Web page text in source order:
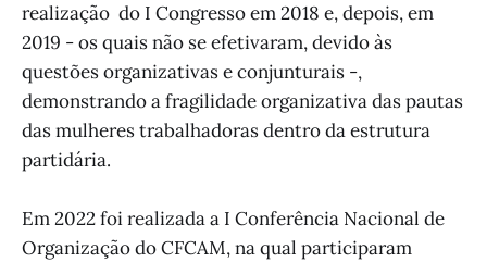
realização do I Congresso em 2018 e, depois, em
2019 - os quais não se efetivaram, devido às
questões organizativas e conjunturais -,
demonstrando a fragilidade organizativa das pautas
das mulheres trabalhadoras dentro da estrutura
partidária.
Em 2022 foi realizada a I Conferência Nacional de
Organização do CFCAM, na qual participaram